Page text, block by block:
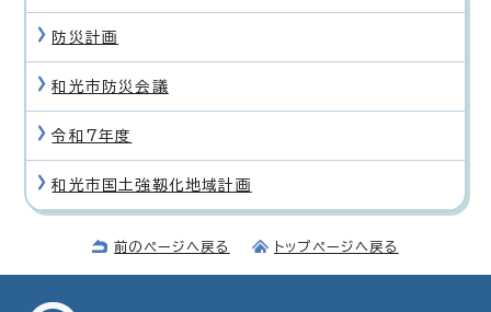
防災計画
和光市防災会議
令和7年度
和光市国土強靱化地域計画
前のページへ戻る トップページへ戻る